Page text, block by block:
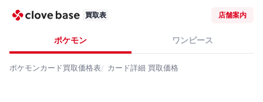
買取表 店舗案内
ポケモン ワンピース
ポケモンカード買取価格表 カード詳細 買取価格